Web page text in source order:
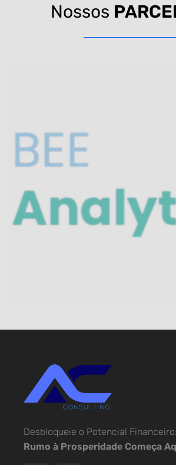
Nossos
Desbloqueie o Potencial Financeiro:
Rumo à Prosperidade Começa